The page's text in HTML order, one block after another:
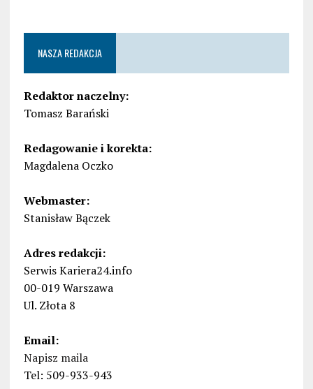
NASZA REDAKCJA
Redaktor naczelny:
Tomasz Barański
Redagowanie i korekta:
Magdalena Oczko
Webmaster:
Stanisław Bączek
Adres redakcji:
Serwis Kariera24.info
00-019 Warszawa
Ul. Złota 8
Email:
Napisz maila
Tel: 509-933-943